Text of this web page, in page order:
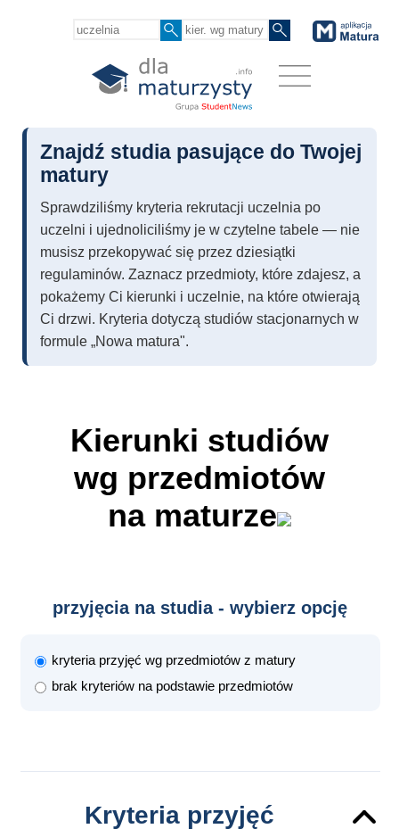
Znajdź studia pasujące do Twojej
matury
Sprawdziliśmy kryteria rekrutacji uczelnia po
uczelni i ujednoliciliśmy je w czytelne tabele — nie
musisz przekopywać się przez dziesiątki
regulaminów. Zaznacz przedmioty, które zdajesz, a
pokażemy Ci kierunki i uczelnie, na które otwierają
Ci drzwi. Kryteria dotyczą studiów stacjonarnych w
formule „Nowa matura".
Kierunki studiów
wg przedmiotów
na maturze
przyjęcia na studia - wybierz opcję
kryteria przyjęć wg przedmiotów z matury
brak kryteriów na podstawie przedmiotów
Kryteria przyjęć